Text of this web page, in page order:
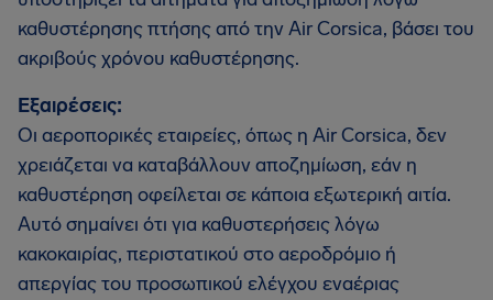
καθυστέρησης πτήσης από την Air Corsica, βάσει του
ακριβούς χρόνου καθυστέρησης.
Εξαιρέσεις:
Οι αεροπορικές εταιρείες, όπως η Air Corsica, δεν
χρειάζεται να καταβάλλουν αποζημίωση, εάν η
καθυστέρηση οφείλεται σε κάποια εξωτερική αιτία.
Αυτό σημαίνει ότι για καθυστερήσεις λόγω
κακοκαιρίας, περιστατικού στο αεροδρόμιο ή
απεργίας του προσωπικού ελέγχου εναέριας